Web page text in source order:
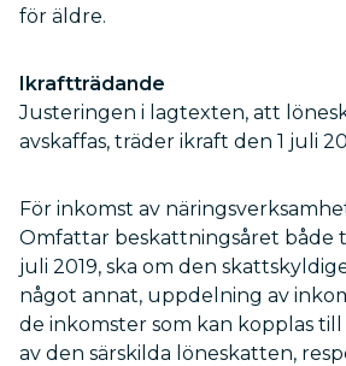
för äldre.
Ikraftträdande
Justeringen i lagtexten, att
avskaffas, träder ikraft den 1 juli
För inkomst av
Omfattar beskattningsåret både
juli 2019, ska om den
något annat, uppdelning av
de inkomster som kan kopplas
av den särskilda löneskatten,